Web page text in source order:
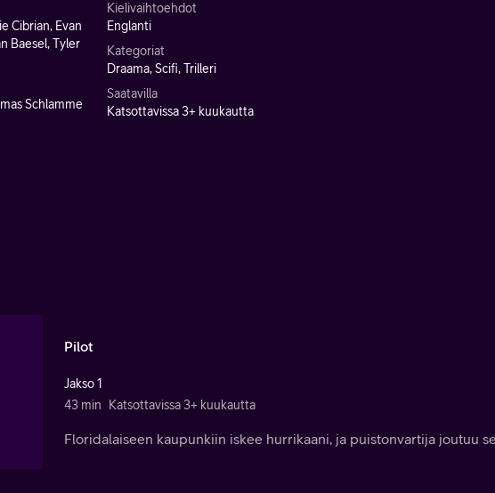
Cibrian, Evan
Baesel, Tyler
Schlamme
Kielivaihtoehdot
Englanti
Kategoriat
Draama, Scifi, Trilleri
Saatavilla
Katsottavissa 3+ kuukautta
Pilot
Jakso 1
43 min
Katsottavissa 3+ kuukautta
Floridalaiseen kaupunkiin iskee hurrikaani, ja puistonvartija joutuu